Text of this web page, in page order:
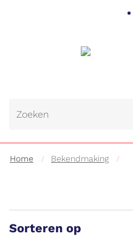
Home Bekendmaking
Sorteren op